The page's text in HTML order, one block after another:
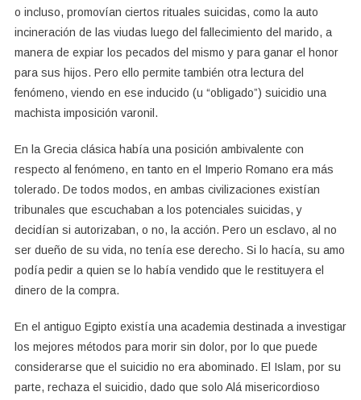
o incluso, promovían ciertos rituales suicidas, como la auto
incineración de las viudas luego del fallecimiento del marido, a
manera de expiar los pecados del mismo y para ganar el honor
para sus hijos. Pero ello permite también otra lectura del
fenómeno, viendo en ese inducido (u “obligado”) suicidio una
machista imposición varonil.
En la Grecia clásica había una posición ambivalente con
respecto al fenómeno, en tanto en el Imperio Romano era más
tolerado. De todos modos, en ambas civilizaciones existían
tribunales que escuchaban a los potenciales suicidas, y
decidían si autorizaban, o no, la acción. Pero un esclavo, al no
ser dueño de su vida, no tenía ese derecho. Si lo hacía, su amo
podía pedir a quien se lo había vendido que le restituyera el
dinero de la compra.
En el antiguo Egipto existía una academia destinada a investigar
los mejores métodos para morir sin dolor, por lo que puede
considerarse que el suicidio no era abominado. El Islam, por su
parte, rechaza el suicidio, dado que solo Alá misericordioso